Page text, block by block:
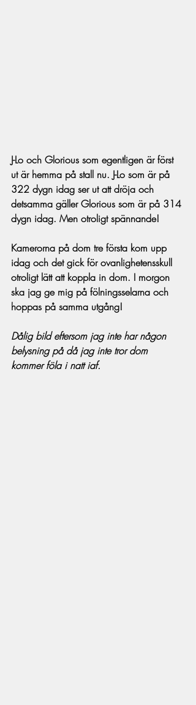
J-Lo och Glorious som egentligen är först
ut är hemma på stall nu. J-Lo som är på
322 dygn idag ser ut att dröja och
detsamma gäller Glorious som är på 314
dygn idag. Men otroligt spännande!
Kamerorna på dom tre första kom upp
idag och det gick för ovanlighetensskull
otroligt lätt att koppla in dom. I morgon
ska jag ge mig på fölningsselarna och
hoppas på samma utgång!
Dålig bild eftersom jag inte har någon
belysning på då jag inte tror dom
kommer föla i natt iaf.